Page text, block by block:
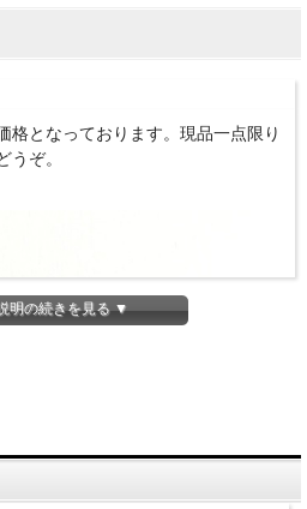
格となっております。現品一点限り
うぞ。
明の続きを見る ▼